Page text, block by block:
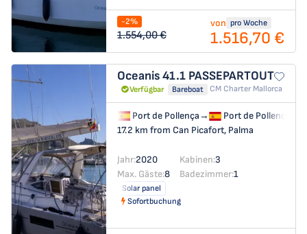
-2%
1.554,00 €
von pro Woche
1.516,70 €
Oceanis 41.1 PASSEPARTOUT
Verfügbar Bareboat CM Charter Mallorca
Port de Pollença→
Port de Pollença
17.2 km from Can Picafort, Palma
Jahr:2020 Kabinen:3
Max. Gäste:8 Badezimmer:1
Solar panel
Sofortbuchung